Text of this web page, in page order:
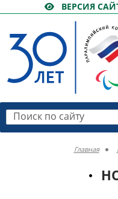
ВЕРСИЯ
Поиск по сайту
Главная